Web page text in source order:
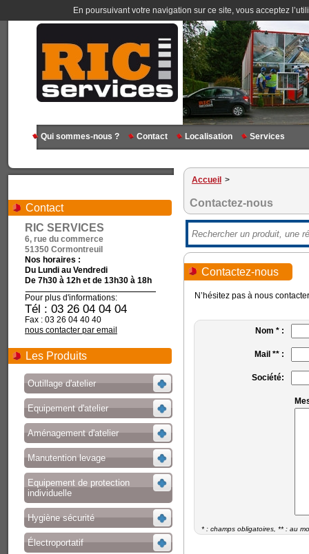
En poursuivant votre navigation sur ce site, vous acceptez
Qui sommes-nous ? Contact Localisation Services
Contact
RIC SERVICES
6, rue du commerce
51350 Cormontreuil
Nos horaires :
Du Lundi au Vendredi
De 7h30 à 12h et de 13h30 à 18h
Pour plus d'informations:
Tél : 03 26 04 04 04
Fax : 03 26 04 40 40
nous contacter par email
Les Produits
Outillage d'atelier
Equipement d'atelier
Aménagement d'atelier
Manutention levage
Equipement de protection
individuelle
Hygiène sécurité
Électroportatif
Accueil >
Contactez-nous
Contactez-nous
N’hésitez pas à nous
Nom * :
Mail ** :
Société:
* : champs obligatoires, ** : au